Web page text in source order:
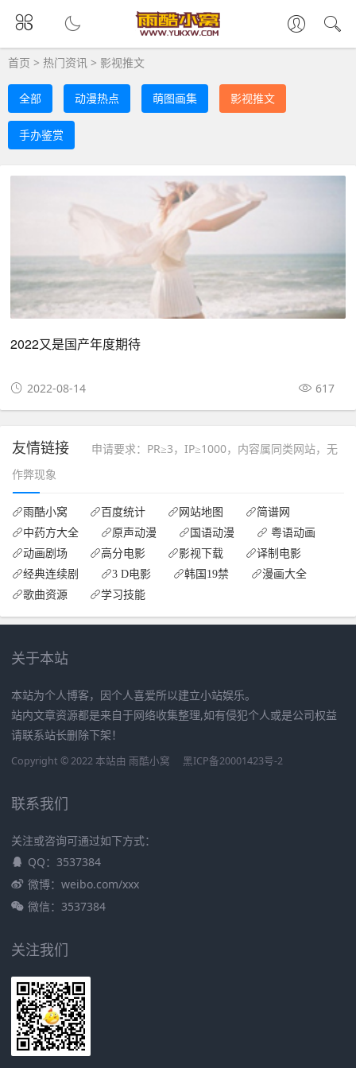
首页 > 热门资讯 > 影视推文
全部 动漫热点 萌图画集 影视推文
手办鉴赏
2022又是国产年度期待
2022-08-14 617
友情链接
申请要求：PR≥3，IP≥1000，内容属同类网站，无
作弊现象
雨酷小窝 百度统计 网站地图
简谱网
中药方大全
原声动漫 国语动漫
粤语动画
动画剧场
高分电影 影视下载
译制电影
经典连续剧
3 D电影 韩国19禁
漫画大全
歌曲资源
学习技能
关于本站
本站为个人博客，因个人喜爱所以建立小站娱乐。
站内文章资源都是来自于网络收集整理,如有侵犯个人或是公司权益
请联系站长删除下架！
Copyright © 2022 本站由 雨酷小窝 黑ICP备20001423号-2
联系我们
关注或咨询可通过如下方式：
QQ：3537384
微博：weibo.com/xxx
微信：3537384
关注我们